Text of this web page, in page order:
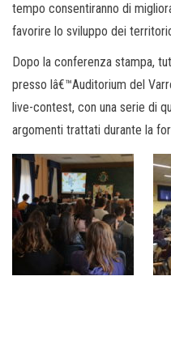
tempo consentiranno di
favorire lo sviluppo dei
Dopo la conferenza stampa,
presso lâ€™Auditorium del
live-contest, con una serie di
argomenti trattati durante la